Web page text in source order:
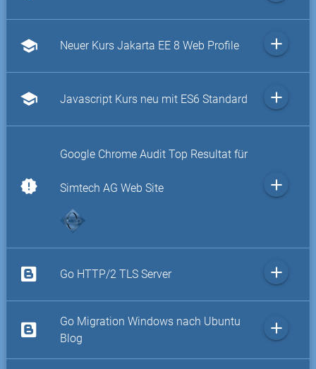
school Neuer Kurs Jakarta EE 8 Web Profile add
school Javascript Kurs neu mit ES6 Standard add
new_releases
Google Chrome Audit Top Resultat für
Simtech AG Web Site add
Go HTTP/2 TLS Server add
Go Migration Windows nach Ubuntu
Blog
add